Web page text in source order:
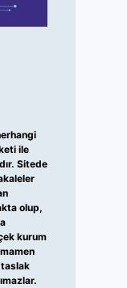
ile
Sitede
olup,
kurum